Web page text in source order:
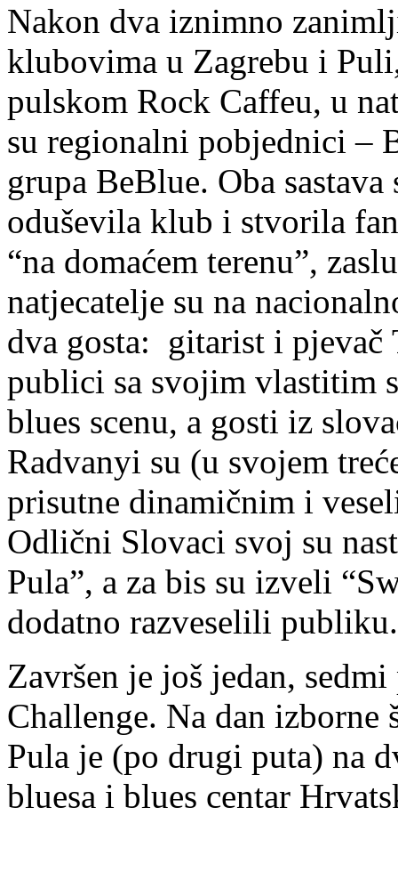
Nakon dva iznimno
klubovima u Zagrebu i
pulskom Rock Caffeu, u
su regionalni pobjednici –
grupa BeBlue. Oba
oduševila klub i stvorila
“na domaćem terenu”,
natjecatelje su na
dva gosta: gitarist i pjevač
publici sa svojim vlastitim
blues scenu, a gosti iz
Radvanyi su (u svojem
prisutne dinamičnim i
Odlični Slovaci svoj su
Pula”, a za bis su izveli
dodatno razveselili publiku.
Završen je još jedan,
Challenge. Na dan izborne
Pula je (po drugi puta) na
bluesa i blues centar